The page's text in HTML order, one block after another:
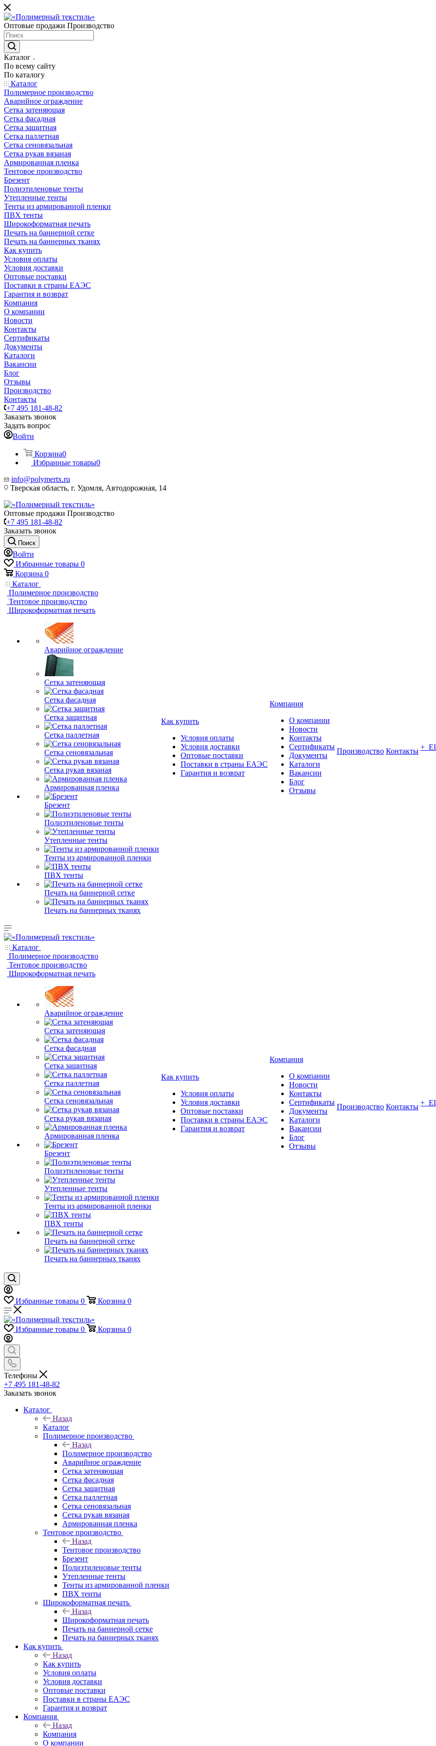
Оптовые продажи Производство
Каталог
По всему сайту
По каталогу
Каталог
Полимерное производство
Аварийное ограждение
Сетка затеняющая
Сетка фасадная
Сетка защитная
Сетка паллетная
Сетка сеновязальная
Сетка рукав вязаная
Армированная пленка
Тентовое производство
Брезент
Полиэтиленовые тенты
Утепленные тенты
Тенты из армированной пленки
ПВХ тенты
Широкоформатная печать
Печать на баннерной сетке
Печать на баннерных тканях
Как купить
Условия оплаты
Условия доставки
Оптовые поставки
Поставки в страны ЕАЭС
Гарантия и возврат
Компания
О компании
Новости
Контакты
Сертификаты
Документы
Каталоги
Вакансии
Блог
Отзывы
Производство
Контакты
+7 495 181-48-82
Заказать звонок
Задать вопрос
Войти
Корзина0
Избранные товары0
info@polymertx.ru
Тверская область, г. Удомля, Автодорожная, 14
Оптовые продажи Производство
+7 495 181-48-82
Заказать звонок
Поиск
Войти
Избранные товары 0
Корзина 0
Каталог
Полимерное производство
Тентовое производство
Широкоформатная печать
Аварийное ограждение
Сетка затеняющая
Сетка фасадная
Сетка защитная
Сетка паллетная
Сетка сеновязальная
Сетка рукав вязаная
Армированная пленка
Брезент
Полиэтиленовые тенты
Утепленные тенты
Тенты из армированной пленки
ПВХ тенты
Печать на баннерной сетке
Печать на баннерных тканях
Как купить
Условия оплаты
Условия доставки
Оптовые поставки
Поставки в страны ЕАЭС
Гарантия и возврат
Компания
О компании
Новости
Контакты
Сертификаты
Документы
Каталоги
Вакансии
Блог
Отзывы
Производство Контакты +
Каталог
Полимерное производство
Тентовое производство
Широкоформатная печать
Аварийное ограждение
Сетка затеняющая
Сетка фасадная
Сетка защитная
Сетка паллетная
Сетка сеновязальная
Сетка рукав вязаная
Армированная пленка
Брезент
Полиэтиленовые тенты
Утепленные тенты
Тенты из армированной пленки
ПВХ тенты
Печать на баннерной сетке
Печать на баннерных тканях
Как купить
Условия оплаты
Условия доставки
Оптовые поставки
Поставки в страны ЕАЭС
Гарантия и возврат
Компания
О компании
Новости
Контакты
Сертификаты
Документы
Каталоги
Вакансии
Блог
Отзывы
Производство Контакты +
Избранные товары 0 Корзина 0
Избранные товары 0 Корзина 0
Телефоны
+7 495 181-48-82
Заказать звонок
Каталог
Назад
Каталог
Полимерное производство
Назад
Полимерное производство
Аварийное ограждение
Сетка затеняющая
Сетка фасадная
Сетка защитная
Сетка паллетная
Сетка сеновязальная
Сетка рукав вязаная
Армированная пленка
Тентовое производство
Назад
Тентовое производство
Брезент
Полиэтиленовые тенты
Утепленные тенты
Тенты из армированной пленки
ПВХ тенты
Широкоформатная печать
Назад
Широкоформатная печать
Печать на баннерной сетке
Печать на баннерных тканях
Как купить
Назад
Как купить
Условия оплаты
Условия доставки
Оптовые поставки
Поставки в страны ЕАЭС
Гарантия и возврат
Компания
Назад
Компания
О компании